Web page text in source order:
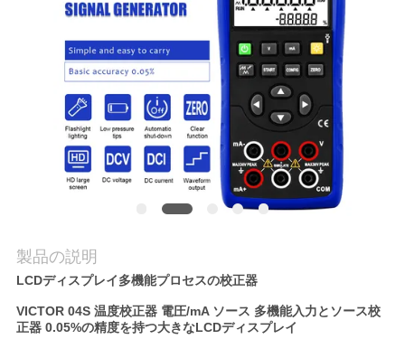
さ
い
製品の説明
LCDディスプレイ多機能プロセスの校正器
VICTOR 04S 温度校正器 電圧/mA ソース 多機能入力とソース校
正器 0.05%の精度を持つ大きなLCDディスプレイ